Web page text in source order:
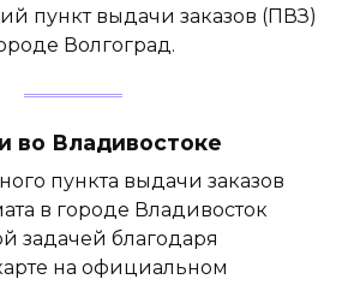
пункт выдачи заказов (ПВЗ)
Волгоград.
во Владивостоке
пункта выдачи заказов
в городе Владивосток
задачей благодаря
на официальном